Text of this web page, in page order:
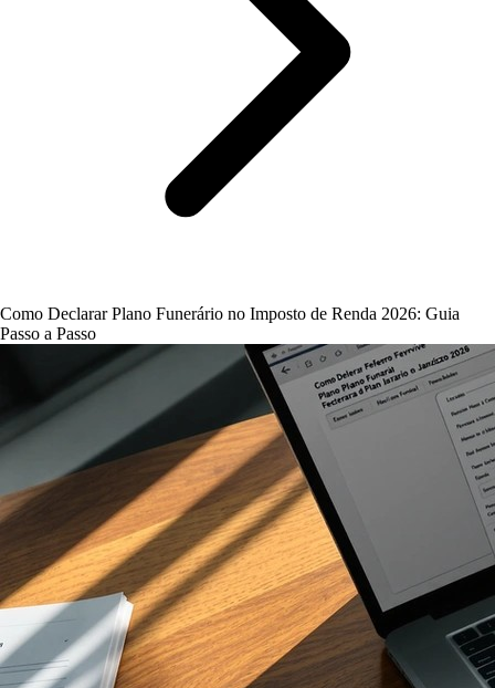
Como Declarar Plano Funerário no Imposto de Renda 2026: Guia
Passo a Passo